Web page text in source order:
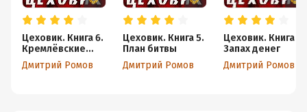
Цеховик. Книга 6.
Кремлёвские
звёзды
Дмитрий Ромов
Цеховик. Книга 5.
План битвы
Дмитрий Ромов
Цеховик. Книга 8.
Запах денег
Дмитрий Ромов